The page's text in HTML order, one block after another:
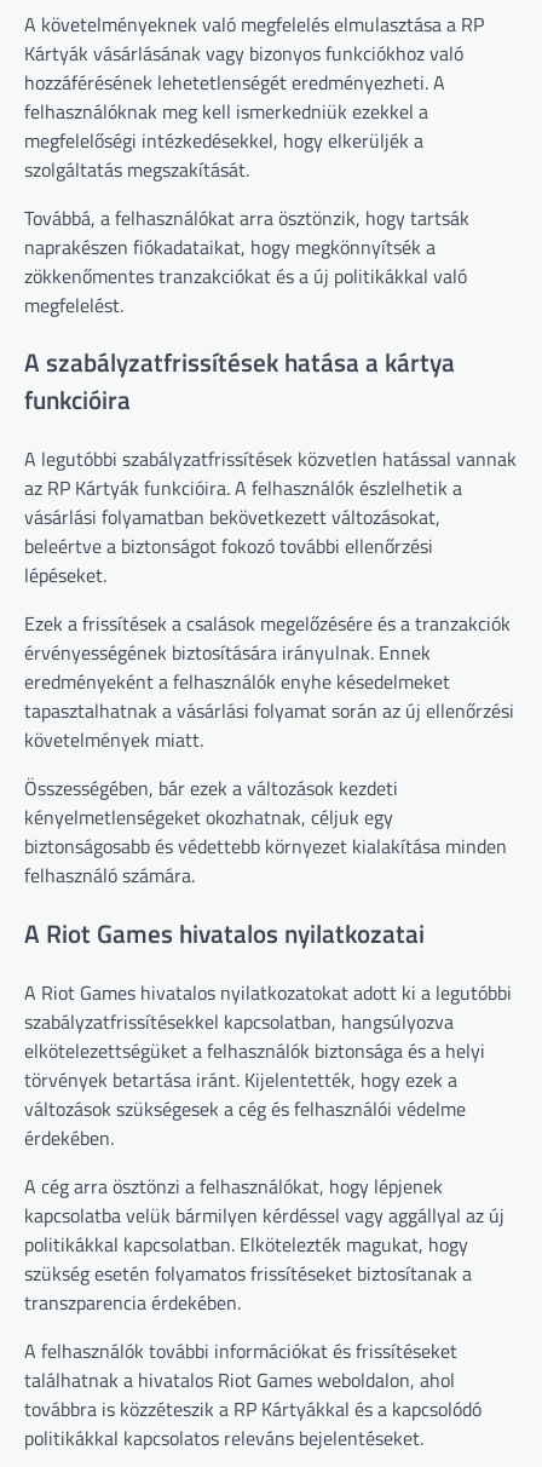
A követelményeknek való megfelelés elmulasztása a RP
Kártyák vásárlásának vagy bizonyos funkciókhoz való
hozzáférésének lehetetlenségét eredményezheti. A
felhasználóknak meg kell ismerkedniük ezekkel a
megfelelőségi intézkedésekkel, hogy elkerüljék a
szolgáltatás megszakítását.
Továbbá, a felhasználókat arra ösztönzik, hogy tartsák
naprakészen fiókadataikat, hogy megkönnyítsék a
zökkenőmentes tranzakciókat és a új politikákkal való
megfelelést.
A szabályzatfrissítések hatása a kártya
funkcióira
A legutóbbi szabályzatfrissítések közvetlen hatással vannak
az RP Kártyák funkcióira. A felhasználók észlelhetik a
vásárlási folyamatban bekövetkezett változásokat,
beleértve a biztonságot fokozó további ellenőrzési
lépéseket.
Ezek a frissítések a csalások megelőzésére és a tranzakciók
érvényességének biztosítására irányulnak. Ennek
eredményeként a felhasználók enyhe késedelmeket
tapasztalhatnak a vásárlási folyamat során az új ellenőrzési
követelmények miatt.
Összességében, bár ezek a változások kezdeti
kényelmetlenségeket okozhatnak, céljuk egy
biztonságosabb és védettebb környezet kialakítása minden
felhasználó számára.
A Riot Games hivatalos nyilatkozatai
A Riot Games hivatalos nyilatkozatokat adott ki a legutóbbi
szabályzatfrissítésekkel kapcsolatban, hangsúlyozva
elkötelezettségüket a felhasználók biztonsága és a helyi
törvények betartása iránt. Kijelentették, hogy ezek a
változások szükségesek a cég és felhasználói védelme
érdekében.
A cég arra ösztönzi a felhasználókat, hogy lépjenek
kapcsolatba velük bármilyen kérdéssel vagy aggállyal az új
politikákkal kapcsolatban. Elkötelezték magukat, hogy
szükség esetén folyamatos frissítéseket biztosítanak a
transzparencia érdekében.
A felhasználók további információkat és frissítéseket
találhatnak a hivatalos Riot Games weboldalon, ahol
továbbra is közzéteszik a RP Kártyákkal és a kapcsolódó
politikákkal kapcsolatos releváns bejelentéseket.